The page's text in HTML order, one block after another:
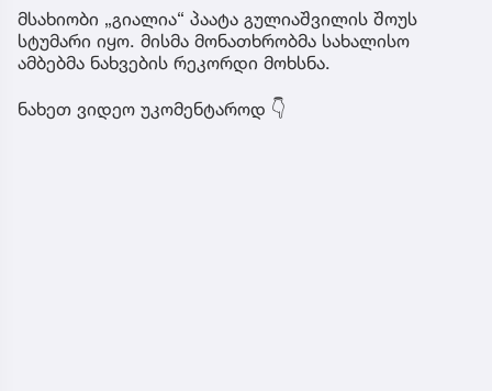
მსახიობი „გიალია“ პაატა გულიაშვილის შოუს
სტუმარი იყო. მისმა მონათხრობმა სახალისო
ამბებმა ნახვების რეკორდი მოხსნა.
ნახეთ ვიდეო უკომენტაროდ 👇